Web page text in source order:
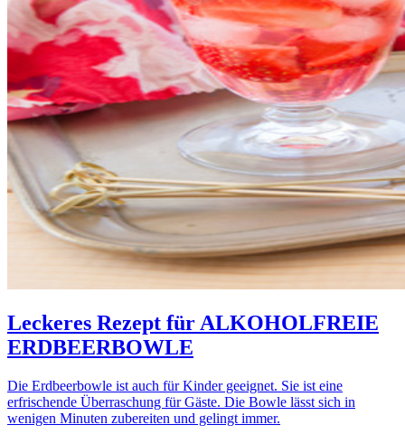
Leckeres Rezept für ALKOHOLFREIE
ERDBEERBOWLE
Die Erdbeerbowle ist auch für Kinder geeignet. Sie ist eine
erfrischende Überraschung für Gäste. Die Bowle lässt sich in
wenigen Minuten zubereiten und gelingt immer.